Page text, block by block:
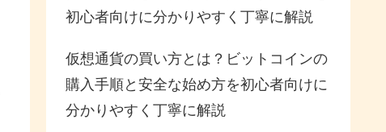
初心者向けに分かりやすく丁寧に解説
仮想通貨の買い方とは？ビットコインの
購入手順と安全な始め方を初心者向けに
分かりやすく丁寧に解説